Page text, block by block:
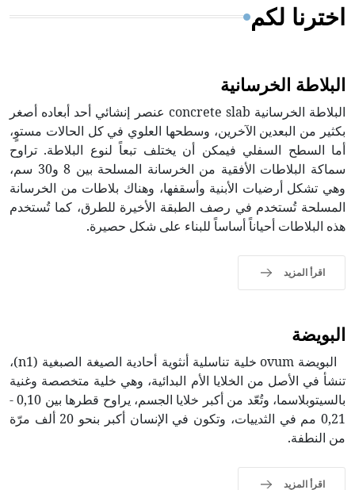
اخترنا لكم
البلاطة الخرسانية
البلاطة الخرسانية concrete slab عنصر إنشائي أحد أبعاده أصغر
بكثير من البعدين الآخرين، وسطحها العلوي في كل الحالات مستوٍ،
أما السطح السفلي فيمكن أن يختلف تبعاً لنوع البلاطة. تراوح
سماكة البلاطات الأفقية من الخرسانة المسلحة بين 8 و30 سم،
وهي تشكل أرضيات الأبنية وأسقفها، وهناك بلاطات من الخرسانة
المسلحة تُستخدم في رصف الطبقة الأخيرة للطرق، كما تُستخدم
هذه البلاطات أحياناً أساساً للبناء على شكل حصيرة.
اقرأ المزيد
البويضة
البويضة ovum خلية تناسلية أنثوية أحادية الصيغة الصبغية (n1)،
تنشأ في الأصل من الخلايا الأم البدائية، وهي خلية متخصصة وغنية
بالسيتوبلاسما، وتُعّد من أكبر خلايا الجسم، يراوح قطرها بين 0,10 -
0,21 مم في الثدييات، وتكون في الإنسان أكبر بنحو 20 ألف مرّة
من النطفة.
اقرأ المزيد